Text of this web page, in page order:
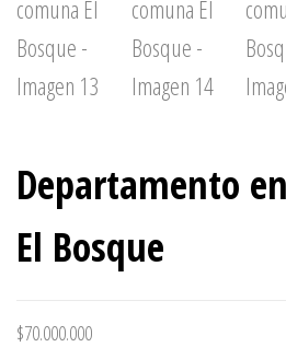
Departamento
El Bosque
$70.000.000